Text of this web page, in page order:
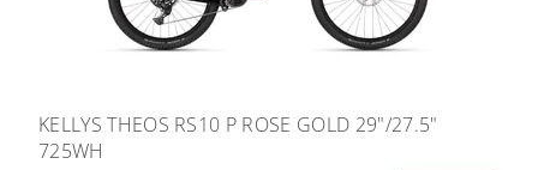
KELLYS THEOS RS10 P ROSE GOLD 29"/27.5"
725WH